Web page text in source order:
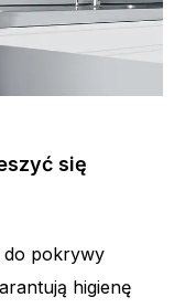
się
do pokrywy
higienę